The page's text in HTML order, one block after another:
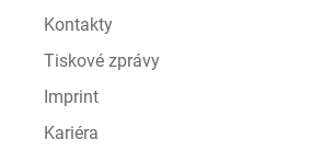
Kontakty
Tiskové zprávy
Imprint
Kariéra